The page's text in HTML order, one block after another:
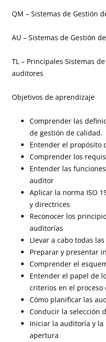
QM – Sistemas de Gestión
AU – Sistemas de Gestión
TL – Principales Sistemas
auditores
Objetivos de aprendizaje
Comprender las
de gestión de calidad.
Entender el propósito
Comprender los
Entender las
auditor
Aplicar la norma ISO
y directrices
Reconocer los
auditorías
Llevar a cabo todas
Preparar y presentar
Comprender el
Entender el papel de
criterios en el proceso
Cómo planificar las
Conducir la selección
Iniciar la auditoría y la
apertura